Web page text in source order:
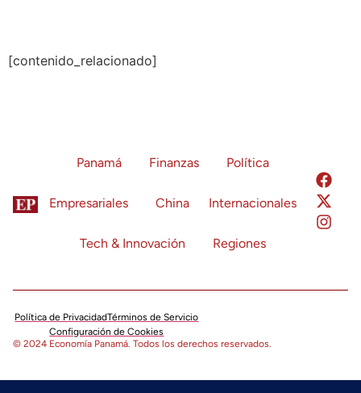
[contenido_relacionado]
Panamá Finanzas Política
Empresariales China Internacionales
Tech & Innovación Regiones
Política de PrivacidadTérminos de Servicio
Configuración de Cookies
© 2024 Economía Panamá. Todos los derechos reservados.